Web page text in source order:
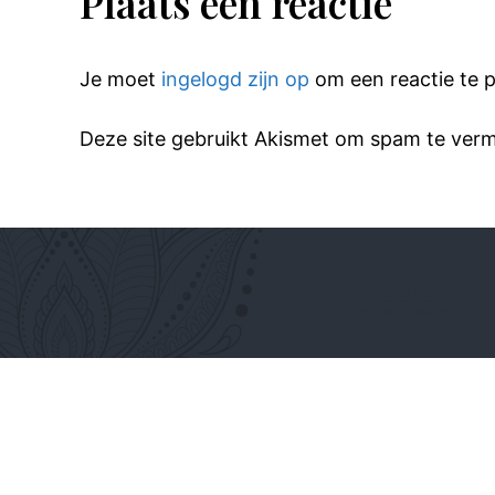
Je moet ingelogd zijn op om een reactie te
Deze site gebruikt Akismet om spam te